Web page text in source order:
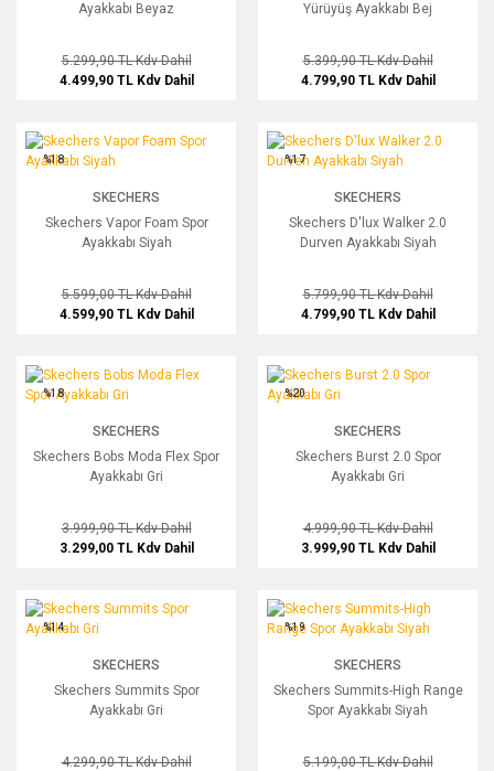
Ayakkabı Beyaz
5.299,90 TLKdv Dahil
4.499,90 TL Kdv Dahil
Yürüyüş Ayakkabı Bej
5.399,90 TLKdv Dahil
4.799,90 TL Kdv Dahil
Skechers Vapor Foam Spor Ayakkabı Siyah
%18
SKECHERS
Skechers Vapor Foam Spor
Ayakkabı Siyah
5.599,00 TLKdv Dahil
4.599,90 TL Kdv Dahil
Skechers D'lux Walker 2.0 Durven
%17
SKECHERS
Skechers D'lux Walker 2.0
Durven Ayakkabı Siyah
5.799,90 TLKdv Dahil
4.799,90 TL Kdv Dahil
Skechers Bobs Moda Flex Spor Ayakkabı Gri
%18
SKECHERS
Skechers Bobs Moda Flex Spor
Ayakkabı Gri
3.999,90 TLKdv Dahil
3.299,00 TL Kdv Dahil
Skechers Burst 2.0 Spor Ayakkabı Gri
%20
SKECHERS
Skechers Burst 2.0 Spor
Ayakkabı Gri
4.999,90 TLKdv Dahil
3.999,90 TL Kdv Dahil
Skechers Summits Spor Ayakkabı Gri
%14
SKECHERS
Skechers Summits Spor
Ayakkabı Gri
4.299,90 TLKdv Dahil
Skechers Summits-High Range Spor
%19
SKECHERS
Skechers Summits-High Range
Spor Ayakkabı Siyah
5.199,00 TLKdv Dahil